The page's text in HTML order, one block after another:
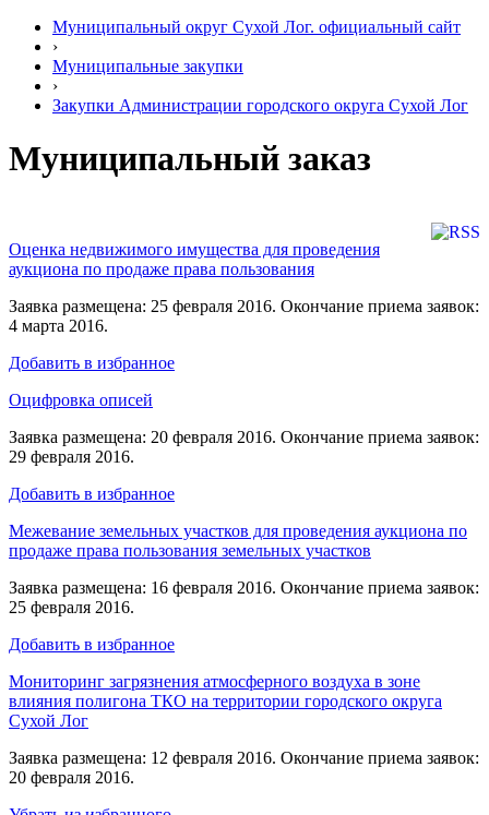
Муниципальный округ Сухой Лог. официальный сайт
›
Муниципальные закупки
›
Закупки Администрации городского округа Сухой Лог
Муниципальный заказ
Оценка недвижимого имущества для проведения
аукциона по продаже права пользования
Заявка размещена: 25 февраля 2016. Окончание приема заявок:
4 марта 2016.
Добавить в избранное
Оцифровка описей
Заявка размещена: 20 февраля 2016. Окончание приема заявок:
29 февраля 2016.
Добавить в избранное
Межевание земельных участков для проведения аукциона по
продаже права пользования земельных участков
Заявка размещена: 16 февраля 2016. Окончание приема заявок:
25 февраля 2016.
Добавить в избранное
Мониторинг загрязнения атмосферного воздуха в зоне
влияния полигона ТКО на территории городского округа
Сухой Лог
Заявка размещена: 12 февраля 2016. Окончание приема заявок:
20 февраля 2016.